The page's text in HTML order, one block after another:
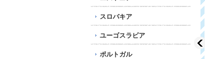
スロバキア
ユーゴスラビア
ポルトガル